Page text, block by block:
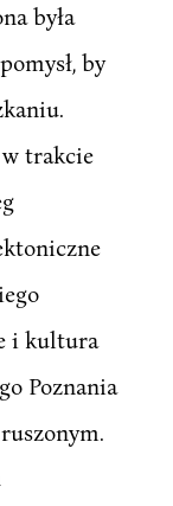
była
by
w trakcie
i kultura
Poznania